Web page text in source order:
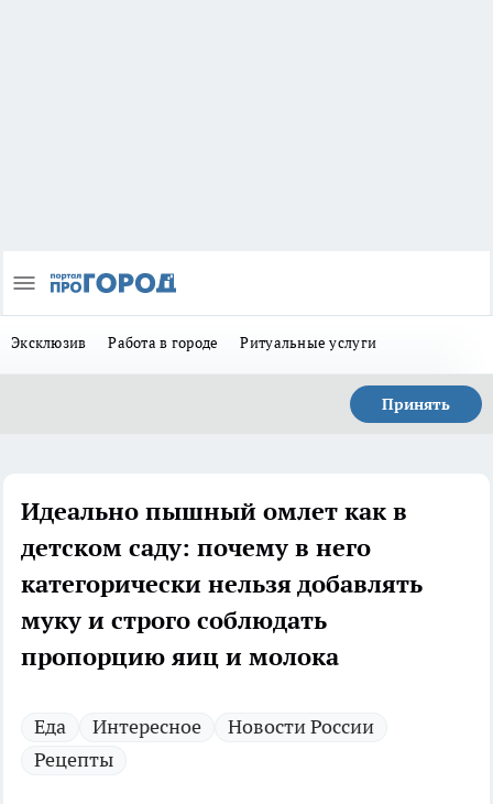
Эксклюзив Работа в городе Ритуальные услуги
Принять
Идеально пышный омлет как в
детском саду: почему в него
категорически нельзя добавлять
муку и строго соблюдать
пропорцию яиц и молока
Еда Интересное
Новости России
Рецепты